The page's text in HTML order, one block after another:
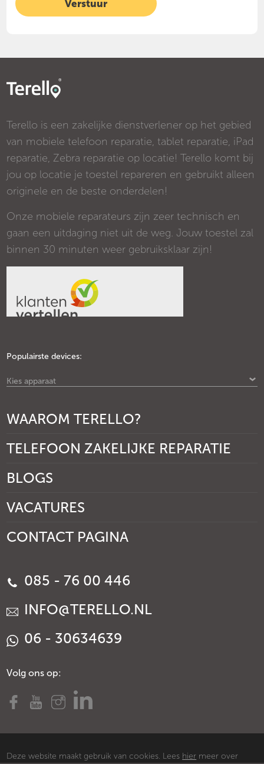
Terello is een zakelijke dienstverlener op het gebied
van mobiele telefoon reparatie, tablet reparatie, iPad
reparatie, Zebra reparatie op locatie! Terello komt bij
jou op locatie je toestel repareren en gebruikt alleen
originele en de beste onderdelen!
Onze mobiele reparateurs zijn zeer technisch en
gaan een uitdaging niet uit de weg. Jouw toestel zal
binnen 30 minuten weer gebruiksklaar zijn!
Populairste devices:
Kies apparaat
WAAROM TERELLO?
TELEFOON ZAKELIJKE REPARATIE
BLOGS
VACATURES
CONTACT PAGINA
085 - 76 00 446
INFO@TERELLO.NL
06 - 30634639
Volg ons op:
Deze website maakt gebruik van cookies. Lees hier meer over